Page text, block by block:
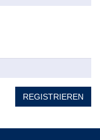
REGISTRIEREN